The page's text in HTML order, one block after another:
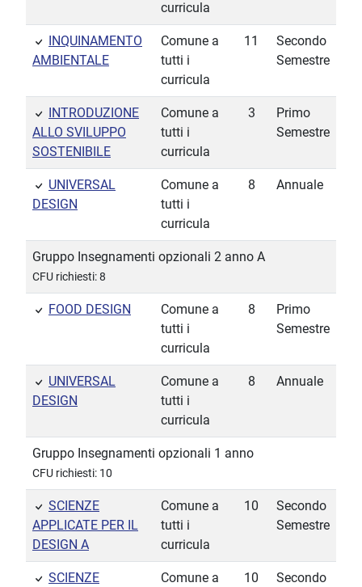
curricula
INQUINAMENTO
AMBIENTALE
Comune a
tutti i
curricula
11
Secondo
Semestre
INTRODUZIONE
ALLO SVILUPPO
SOSTENIBILE
Comune a
tutti i
curricula
3
Primo
Semestre
UNIVERSAL
DESIGN
Comune a
tutti i
curricula
8 Annuale
Gruppo Insegnamenti opzionali 2 anno A
CFU richiesti: 8
FOOD DESIGN
Comune a
tutti i
curricula
8
Primo
Semestre
UNIVERSAL
DESIGN
Comune a
tutti i
curricula
8 Annuale
Gruppo Insegnamenti opzionali 1 anno
CFU richiesti: 10
SCIENZE
APPLICATE PER IL
DESIGN A
Comune a
tutti i
curricula
10
Secondo
Semestre
SCIENZE
Comune a
10
Secondo